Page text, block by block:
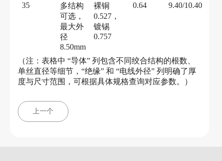
35
多结构
可选，
最大外
径
8.50mm
裸铜
0.527，
镀锡
0.757
0.64 9.40/10.40
（注：表格中 “导体” 列包含不同绞合结构的根数、
单丝直径等细节，“绝缘” 和 “电线外径” 列明确了厚
度与尺寸范围，可根据具体规格查询对应参数。）
上一个